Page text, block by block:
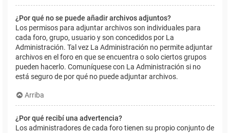
¿Por qué no se puede añadir archivos adjuntos?
Los permisos para adjuntar archivos son individuales para
cada foro, grupo, usuario y son concedidos por La
Administración. Tal vez La Administración no permite adjuntar
archivos en el foro en que se encuentra o solo ciertos grupos
pueden hacerlo. Comuníquese con La Administración si no
está seguro de por qué no puede adjuntar archivos.
Arriba
¿Por qué recibí una advertencia?
Los administradores de cada foro tienen su propio conjunto de